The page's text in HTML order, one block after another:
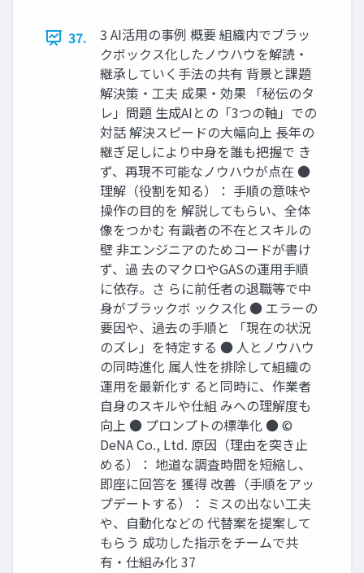
37.
3 AI活用の事例 概要 組織内でブラッ
クボックス化したノウハウを解読・
継承していく手法の共有 背景と課題
解決策・工夫 成果・効果 「秘伝のタ
レ」問題 生成AIとの「3つの軸」での
対話 解決スピードの大幅向上 長年の
継ぎ足しにより中身を誰も把握で き
ず、再現不可能なノウハウが点在 ●
理解（役割を知る）： 手順の意味や
操作の目的を 解説してもらい、全体
像をつかむ 有識者の不在とスキルの
壁 非エンジニアのためコードが書け
ず、過 去のマクロやGASの運用手順
に依存。さ らに前任者の退職等で中
身がブラックボ ックス化 ● エラーの
要因や、過去の手順と 「現在の状況
のズレ」を特定する ● 人とノウハウ
の同時進化 属人性を排除して組織の
運用を最新化す ると同時に、作業者
自身のスキルや仕組 みへの理解度も
向上 ● プロンプトの標準化 ● ©
DeNA Co., Ltd. 原因（理由を突き止
める）： 地道な調査時間を短縮し、
即座に回答を 獲得 改善（手順をアッ
プデートする）： ミスの出ない工夫
や、自動化などの 代替案を提案して
もらう 成功した指示をチームで共
有・仕組み化 37